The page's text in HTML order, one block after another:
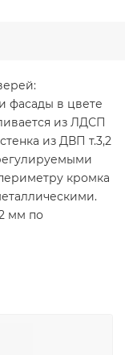
фасады в цвете
из ЛДСП
из ДВП т.3,2
кромка
мм по